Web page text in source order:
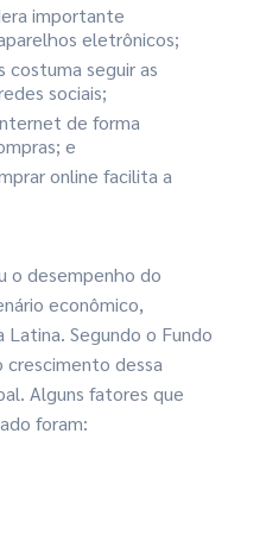
importante
eletrônicos;
costuma seguir as
sociais;
de forma
e
online facilita a
o desempenho do
econômico,
Segundo o Fundo
dessa
Alguns fatores que
foram: